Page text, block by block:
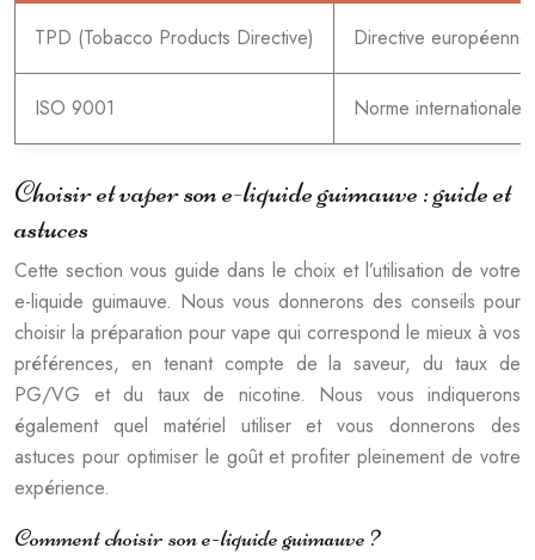
TPD (Tobacco Products Directive) Directive
ISO 9001 Norme internationale
Choisir et vaper son e-liquide guimauve : guide et
astuces
Cette section vous guide dans le choix et l’utilisation de votre
e-liquide guimauve. Nous vous donnerons des conseils pour
choisir la préparation pour vape qui correspond le mieux à vos
préférences, en tenant compte de la saveur, du taux de
PG/VG et du taux de nicotine. Nous vous indiquerons
également quel matériel utiliser et vous donnerons des
astuces pour optimiser le goût et profiter pleinement de votre
expérience.
Comment choisir son e-liquide guimauve ?